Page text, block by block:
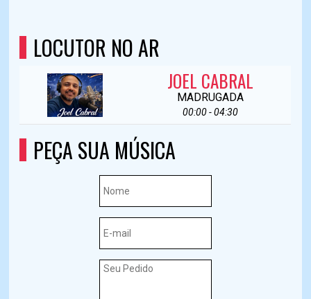
LOCUTOR NO AR
JOEL CABRAL
MADRUGADA
00:00 - 04:30
PEÇA SUA MÚSICA